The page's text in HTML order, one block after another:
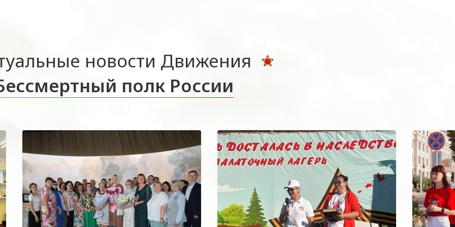
новости Движения
полк России